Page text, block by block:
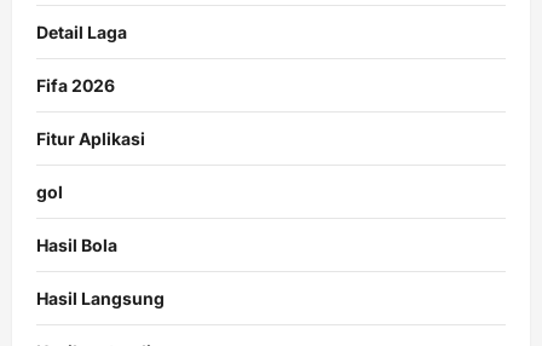
Detail Laga
Fifa 2026
Fitur Aplikasi
gol
Hasil Bola
Hasil Langsung